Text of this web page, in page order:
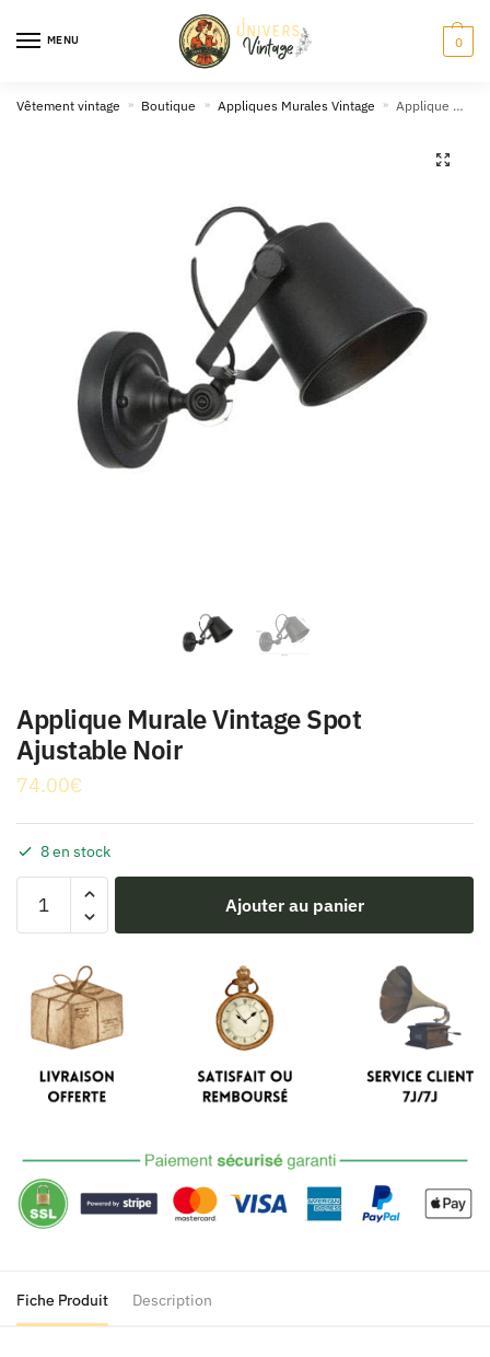
MENU 0
Vêtement vintage » Boutique » Appliques Murales Vintage » Applique Murale Vintage Spot Ajustable Noir
🔍
Applique Murale Vintage Spot
Ajustable Noir
74.00€
8 en stock
Applique
Vintage
Spot
Ajustable
Noir
Ajouter au panier
Fiche Produit Description